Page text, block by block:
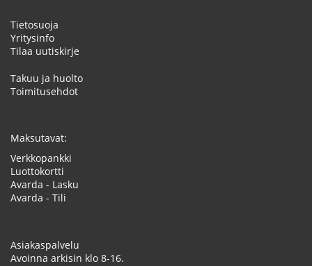
Tietosuoja
Yritysinfo
Tilaa uutiskirje
Takuu ja huolto
Toimitusehdot
Maksutavat:
Verkkopankki
Luottokortti
Avarda - Lasku
Avarda - Tili
Asiakaspalvelu
Avoinna arkisin klo 8-16.